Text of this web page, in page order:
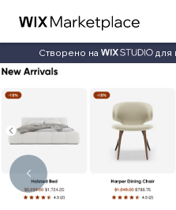
Створено на для